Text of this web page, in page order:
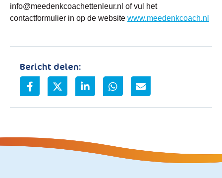
info@meedenkcoachettenleur.nl of vul het
contactformulier in op de website www.meedenkcoach.nl
Bericht delen: